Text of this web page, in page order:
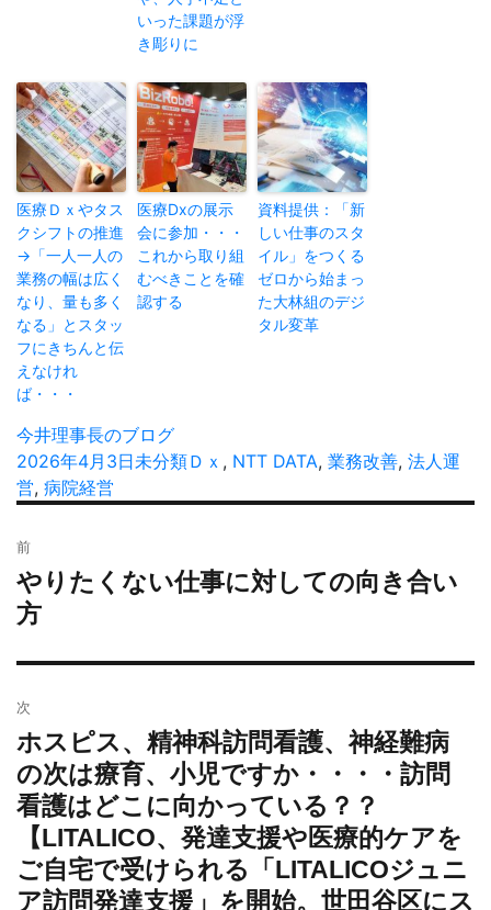
いった課題が浮
き彫りに
医療Ｄｘやタス
クシフトの推進
→「一人一人の
業務の幅は広く
なり、量も多く
なる」とスタッ
フにきちんと伝
えなけれ
ば・・・
医療Dxの展示
会に参加・・・
これから取り組
むべきことを確
認する
資料提供：「新
しい仕事のスタ
イル」をつくる
ゼロから始まっ
た大林組のデジ
タル変革
投
稿
者
今井理事長のブログ
投
稿
2026年4月3日カ
未分類タ
Ｄｘ , NTT DATA, 業務改善, 法人運
営, 病院経営
稿
ナ
ビ
シ
ョ
ン
前
過
去
の
投
やりたくない仕事に対しての向き合い
方
次
次
の
投
稿:
ホスピス、精神科訪問看護、神経難病
の次は療育、小児ですか・・・・訪問
看護はどこに向かっている？？
【LITALICO、発達支援や医療的ケアを
ご自宅で受けられる「LITALICOジュニ
ア訪問発達支援」を開始。世田谷区にス